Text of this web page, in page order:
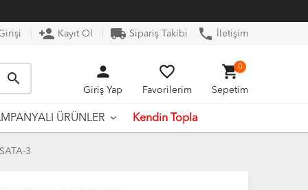
person_add Kayıt Ol local_shipping Sipariş Takibi phone İletişim
search person
Giriş Yap
favorite_border
Favorilerim
shopping_cart
Sepetim
0
ÜRÜNLER Kendin Topla
3